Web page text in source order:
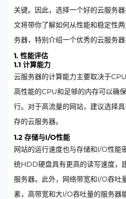
关键。因此，选择一个好的云服务
文将带你了解如何从性能和稳定性
务器，特别介绍一个优秀的云服务
1. 性能评估
1.1 计算能力
云服务器的计算能力主要取决于
高性能的CPU和足够的内存可以确
行。对于高流量的网站，建议选择
存的云服务器。
1.2 存储与I/O性能
网站的运行速度也与存储和I/O性能
统HDD硬盘具有更高的读写速度，
服务器。此外，网络带宽和I/O吞吐
素，高带宽和大I/O吞吐量的服务器